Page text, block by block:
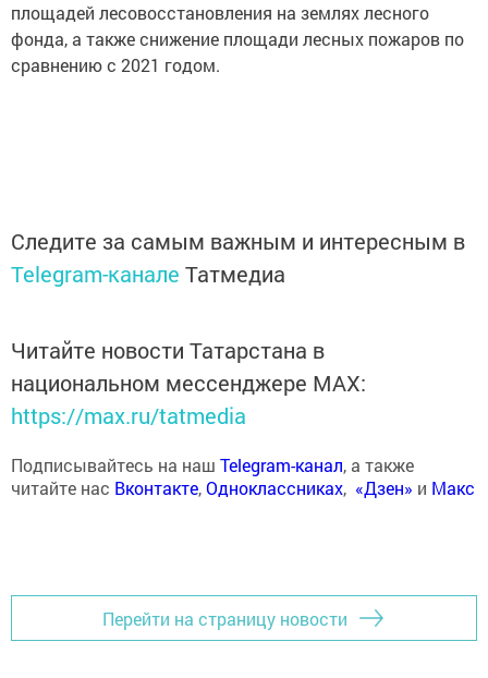
площадей лесовосстановления на землях лесного
фонда, а также снижение площади лесных пожаров по
сравнению с 2021 годом.
Следите за самым важным и интересным в
Telegram-канале Татмедиа
Читайте новости Татарстана в
национальном мессенджере MАХ:
https://max.ru/tatmedia
Подписывайтесь на наш Telegram-канал, а также
читайте нас Вконтакте,Одноклассниках, «Дзен» и Макс
Перейти на страницу новости